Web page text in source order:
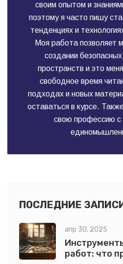
своим опытом и
поэтому я часто пишу
тенденциях и
Моя работа позволяет
создании
пространств и это
свободное время
подходах и новых
оставаться в курсе.
свою профессию с
ПОСЛЕДНИЕ
апр 30, 2025
работ: что